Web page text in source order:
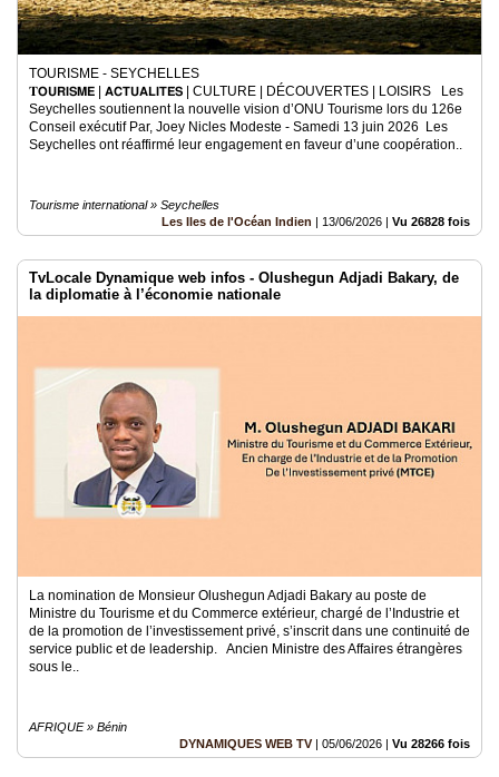
TOURISME - SEYCHELLES
𝐓𝗢𝗨𝗥𝗜𝗦𝗠𝗘 | 𝗔𝗖𝗧𝗨𝗔𝗟𝗜𝗧𝗘́𝗦 | CULTURE | DÉCOUVERTES | LOISIRS Les
Seychelles soutiennent la nouvelle vision d’ONU Tourisme lors du 126e
Conseil exécutif Par, Joey Nicles Modeste - Samedi 13 juin 2026 Les
Seychelles ont réaffirmé leur engagement en faveur d’une coopération..
Tourisme international » Seychelles
Les Iles de l'Océan Indien | 13/06/2026 | Vu 26828 fois
TvLocale Dynamique web infos - Olushegun Adjadi Bakary, de
la diplomatie à l’économie nationale
La nomination de Monsieur Olushegun Adjadi Bakary au poste de
Ministre du Tourisme et du Commerce extérieur, chargé de l’Industrie et
de la promotion de l’investissement privé, s’inscrit dans une continuité de
service public et de leadership. Ancien Ministre des Affaires étrangères
sous le..
AFRIQUE » Bénin
DYNAMIQUES WEB TV | 05/06/2026 | Vu 28266 fois